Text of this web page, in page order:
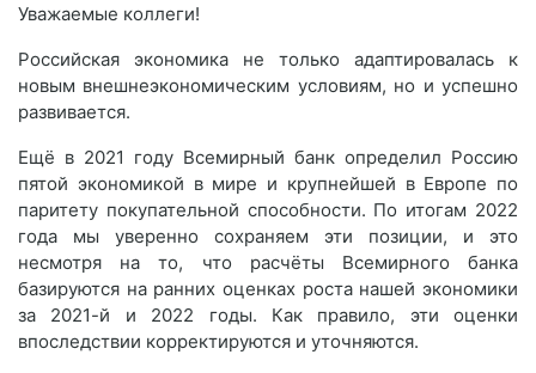
Уважаемые коллеги!
Российская экономика не только адаптировалась к
новым внешнеэкономическим условиям, но и успешно
развивается.
Ещё в 2021 году Всемирный банк определил Россию
пятой экономикой в мире и крупнейшей в Европе по
паритету покупательной способности. По итогам 2022
года мы уверенно сохраняем эти позиции, и это
несмотря на то, что расчёты Всемирного банка
базируются на ранних оценках роста нашей экономики
за 2021-й и 2022 годы. Как правило, эти оценки
впоследствии корректируются и уточняются.